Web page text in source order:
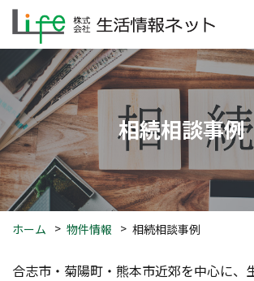
相続相談事例
ホーム 物件情報 相続相談事例
合志市・菊陽町・熊本市近郊を中心に、